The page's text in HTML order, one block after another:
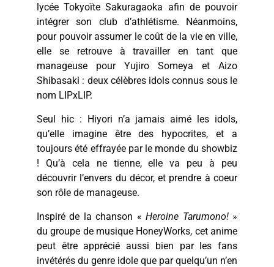
lycée Tokyoïte Sakuragaoka afin de pouvoir
intégrer son club d’athlétisme. Néanmoins,
pour pouvoir assumer le coût de la vie en ville,
elle se retrouve à travailler en tant que
manageuse pour Yujiro Someya et Aizo
Shibasaki : deux célèbres idols connus sous le
nom LIPxLIP.
Seul hic : Hiyori n’a jamais aimé les idols,
qu’elle imagine être des hypocrites, et a
toujours été effrayée par le monde du showbiz
! Qu’à cela ne tienne, elle va peu à peu
découvrir l’envers du décor, et prendre à coeur
son rôle de manageuse.
Inspiré de la chanson «Heroine Tarumono!»
du groupe de musique HoneyWorks, cet anime
peut être apprécié aussi bien par les fans
invétérés du genre idole que par quelqu’un n’en